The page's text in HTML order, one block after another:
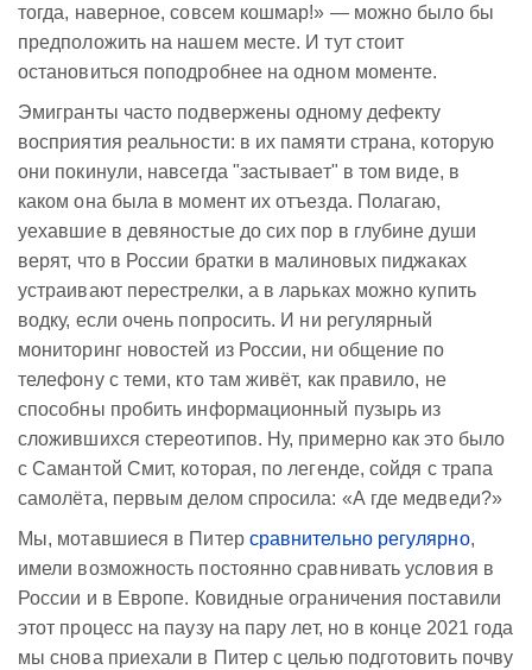
тогда, наверное, совсем кошмар!» — можно было бы
предположить на нашем месте. И тут стоит
остановиться поподробнее на одном моменте.
Эмигранты часто подвержены одному дефекту
восприятия реальности: в их памяти страна, которую
они покинули, навсегда "застывает" в том виде, в
каком она была в момент их отъезда. Полагаю,
уехавшие в девяностые до сих пор в глубине души
верят, что в России братки в малиновых пиджаках
устраивают перестрелки, а в ларьках можно купить
водку, если очень попросить. И ни регулярный
мониторинг новостей из России, ни общение по
телефону с теми, кто там живёт, как правило, не
способны пробить информационный пузырь из
сложившихся стереотипов. Ну, примерно как это было
с Самантой Смит, которая, по легенде, сойдя с трапа
самолёта, первым делом спросила: «А где медведи?»
Мы, мотавшиеся в Питер сравнительно регулярно,
имели возможность постоянно сравнивать условия в
России и в Европе. Ковидные ограничения поставили
этот процесс на паузу на пару лет, но в конце 2021 года
мы снова приехали в Питер с целью подготовить почву